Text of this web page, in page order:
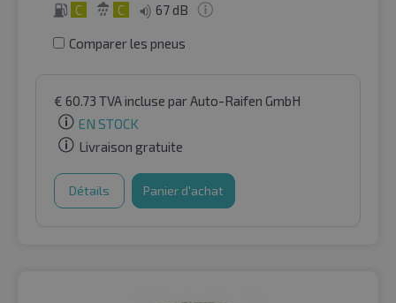
C C 67 dB
Comparer les pneus
€ 60.73 TVA incluse par Auto-Raifen GmbH
EN STOCK
Livraison gratuite
Détails Panier d'achat